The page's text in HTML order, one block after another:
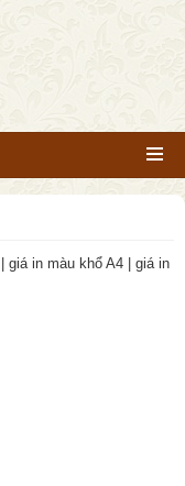
giá in màu khổ A4 | giá in